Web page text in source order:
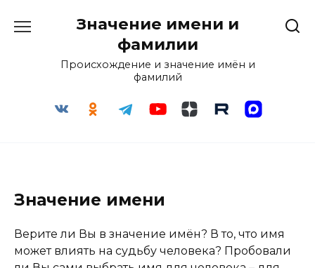
Значение имени и
фамилии
Происхождение и значение имён и
фамилий
Значение имени
Верите ли Вы в значение имён? В то, что имя
может влиять на судьбу человека? Пробовали